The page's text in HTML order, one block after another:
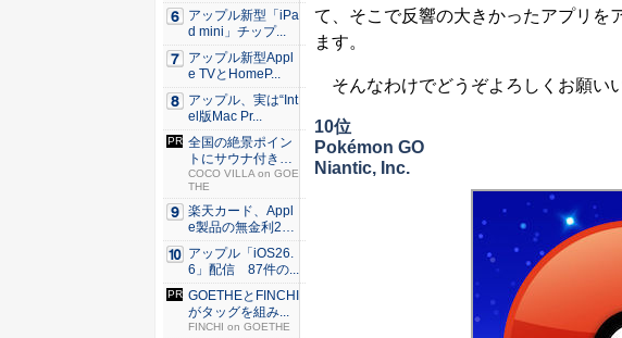
て、そこで反響の大きかったアプリを
ます。
そんなわけでどうぞよろしくお願い
10位
Pokémon GO
Niantic, Inc.
アップル新型「iPa
d mini」チップ...
アップル新型Appl
e TVとHomeP...
アップル、実は“Int
el版Mac Pr...
全国の絶景ポイン
トにサウナ付きの
シェア別...
COCO VILLA on GOE
THE
楽天カード、Appl
e製品の無金利24
回...
アップル「iOS26.
6」配信 87件の...
GOETHEとFINCHI
がタッグを組み...
FINCHI on GOETHE